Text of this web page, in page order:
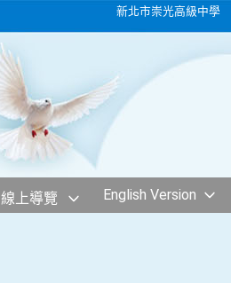
新北市崇光高級中學
線上導覽 English Version